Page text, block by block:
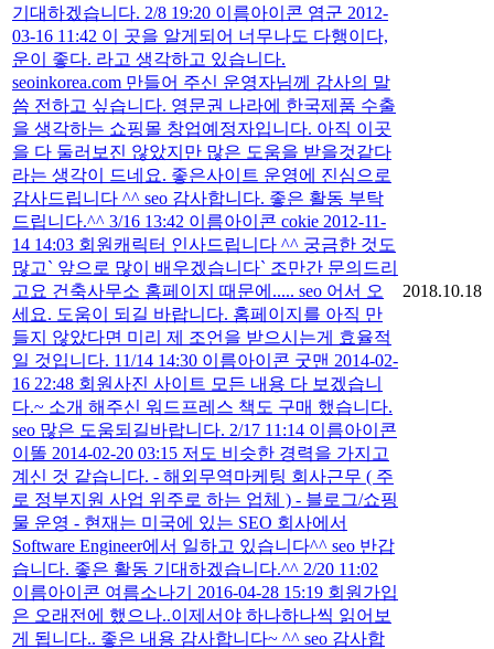
기대하겠습니다. 2/8 19:20 이름아이콘 염군 2012-
03-16 11:42 이 곳을 알게되어 너무나도 다행이다,
운이 좋다. 라고 생각하고 있습니다.
seoinkorea.com 만들어 주신 운영자님께 감사의 말
씀 전하고 싶습니다. 영문권 나라에 한국제품 수출
을 생각하는 쇼핑몰 창업예정자입니다. 아직 이곳
을 다 둘러보진 않았지만 많은 도움을 받을것같다
라는 생각이 드네요. 좋은사이트 운영에 진심으로
감사드립니다 ^^ seo 감사합니다. 좋은 활동 부탁
드립니다.^^ 3/16 13:42 이름아이콘 cokie 2012-11-
14 14:03 회원캐릭터 인사드립니다 ^^ 궁금한 것도
많고` 앞으로 많이 배우겠습니다` 조만간 문의드리
고요 건축사무소 홈페이지 때문에..... seo 어서 오
세요. 도움이 되길 바랍니다. 홈페이지를 아직 만
들지 않았다면 미리 제 조언을 받으시는게 효율적
일 것입니다. 11/14 14:30 이름아이콘 굿맨 2014-02-
16 22:48 회원사진 사이트 모든 내용 다 보겠습니
다.~ 소개 해주신 워드프레스 책도 구매 했습니다.
seo 많은 도움되길바랍니다. 2/17 11:14 이름아이콘
이똘 2014-02-20 03:15 저도 비슷한 경력을 가지고
계신 것 같습니다. - 해외무역마케팅 회사근무 ( 주
로 정부지원 사업 위주로 하는 업체 ) - 블로그/쇼핑
물 운영 - 현재는 미국에 있는 SEO 회사에서
Software Engineer에서 일하고 있습니다^^ seo 반갑
습니다. 좋은 활동 기대하겠습니다.^^ 2/20 11:02
이름아이콘 여름소나기 2016-04-28 15:19 회원가입
은 오래전에 했으나..이제서야 하나하나씩 읽어보
게 됩니다.. 좋은 내용 감사합니다~ ^^ seo 감사합
2018.10.18